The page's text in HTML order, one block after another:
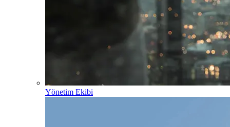
Yönetim Ekibi